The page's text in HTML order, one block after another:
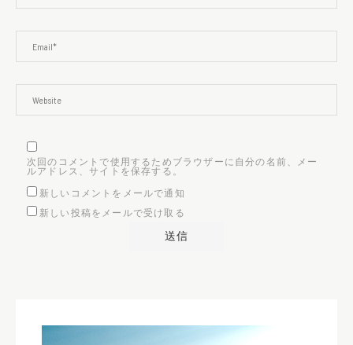
次回のコメントで使用するためブラウザーに自分の名前、メー
ルアドレス、サイトを保存する。
新しいコメントをメールで通知
新しい投稿をメールで受け取る